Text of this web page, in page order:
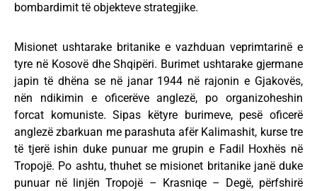
bombardimit të objekteve strategjike.
Misionet ushtarake britanike e vazhduan veprimtarinë e
tyre në Kosovë dhe Shqipëri. Burimet ushtarake gjermane
japin të dhëna se në janar 1944 në rajonin e Gjakovës,
nën ndikimin e oficerëve anglezë, po organizoheshin
forcat komuniste. Sipas këtyre burimeve, pesë oficerë
anglezë zbarkuan me parashuta afër Kalimashit, kurse tre
të tjerë ishin duke punuar me grupin e Fadil Hoxhës në
Tropojë. Po ashtu, thuhet se misionet britanike janë duke
punuar në linjën Tropojë – Krasniqe – Degë, përfshirë